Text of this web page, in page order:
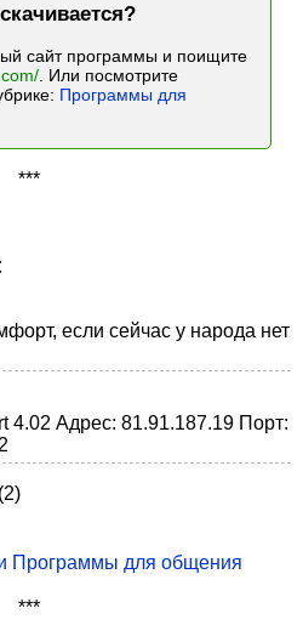
сайт программы и поищите
. Или посмотрите
Программы для
***
если сейчас у народа нет
4.02 Адрес: 81.91.187.19 Порт:
(2)
Программы для общения
***